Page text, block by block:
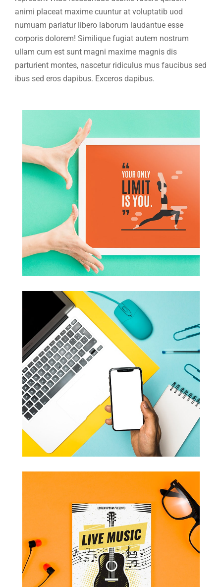
animi placeat maxime cuuntur at voluptatib uod
numuam pariatur libero laborum laudantue esse
corporis dolorem! Similique fugiat autem nostrum
ullam cum est sunt magni maxime magnis dis
parturient montes, nascetur ridiculus mus faucibus sed
ibus sed eros dapibus. Exceros dapibus.